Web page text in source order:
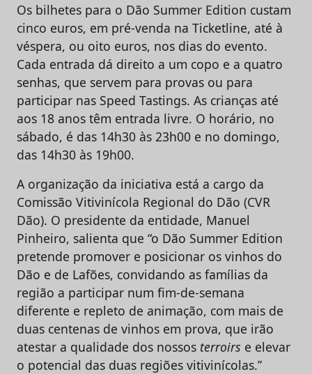
Os bilhetes para o Dão Summer Edition custam
cinco euros, em pré-venda na Ticketline, até à
véspera, ou oito euros, nos dias do evento.
Cada entrada dá direito a um copo e a quatro
senhas, que servem para provas ou para
participar nas Speed Tastings. As crianças até
aos 18 anos têm entrada livre. O horário, no
sábado, é das 14h30 às 23h00 e no domingo,
das 14h30 às 19h00.
A organização da iniciativa está a cargo da
Comissão Vitivinícola Regional do Dão (CVR
Dão). O presidente da entidade, Manuel
Pinheiro, salienta que “o Dão Summer Edition
pretende promover e posicionar os vinhos do
Dão e de Lafões, convidando as famílias da
região a participar num fim-de-semana
diferente e repleto de animação, com mais de
duas centenas de vinhos em prova, que irão
atestar a qualidade dos nossos terroirs e elevar
o potencial das duas regiões vitivinícolas.”